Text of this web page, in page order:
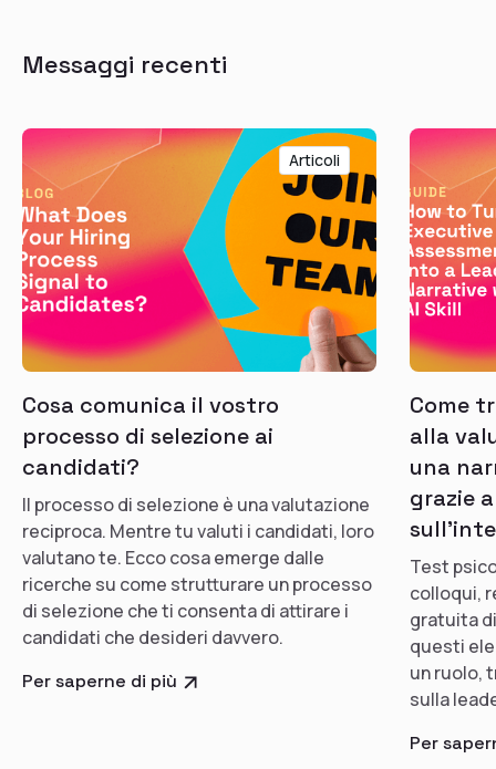
Messaggi recenti
Articoli
Cosa comunica il vostro
processo di selezione ai
candidati?
Il processo di selezione è una valutazione
reciproca. Mentre tu valuti i candidati, loro
valutano te. Ecco cosa emerge dalle
ricerche su come strutturare un processo
di selezione che ti consenta di attirare i
candidati che desideri davvero.
Per saperne di più
Come
alla
una
grazie
Test
colloqui,
gratuita
questi
un ruolo,
sulla
Per